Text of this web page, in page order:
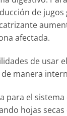
de
afectada.
de usar
manera
para el
hojas secas